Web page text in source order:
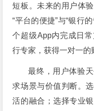
短板。未来的用户体
“平台的便捷”与“银行
个超级App内完成日
行专家，获得一对一的
最终，用户体验
求场景与价值判断。
活的融合；选择专业